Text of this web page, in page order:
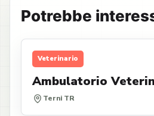
Potrebbe
Veterinario
Ambulatorio
Terni TR